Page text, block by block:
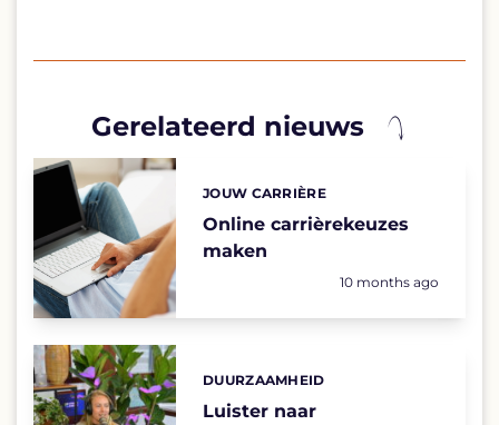
Gerelateerd nieuws
of
highlighted
news
articles
Online carrièrekeuzes
maken
Categories:
JOUW CARRIÈRE
Geplaatst op:
10 months ago
Luister naar
Categories:
DUURZAAMHEID